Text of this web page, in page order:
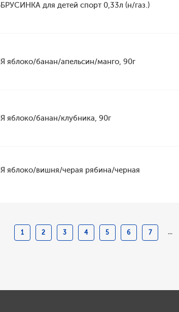
для детей спорт 0,33л (н/газ.)
банан/апельсин/манго, 90г
банан/клубника, 90г
яблоко/вишня/черая рябина/черная
1 2 3 4 5 6 7 ...